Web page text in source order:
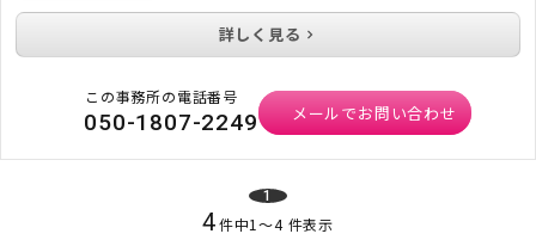
詳しく見る
この事務所の電話番号
050-1807-2249 メールでお問い合わせ
1
4件中1〜4件表示